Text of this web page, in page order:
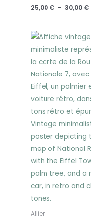
25,00 € – 30,00 €
Allier